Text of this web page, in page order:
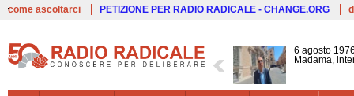
come ascoltarci PETIZIONE PER RADIO RADICALE - CHANGE.ORG
6 agosto
Madama,